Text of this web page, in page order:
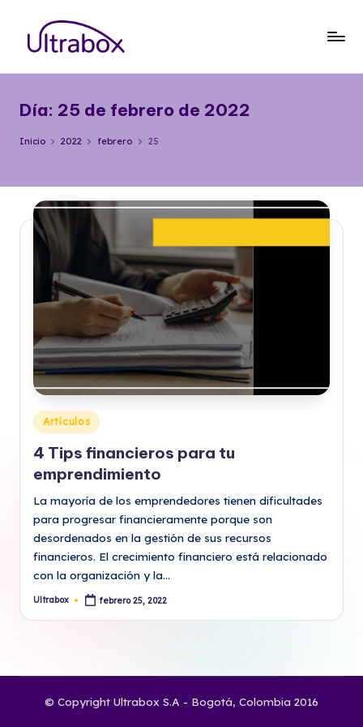
Saltar
contenido
o
g
lt
r
o
x
cosas
que
importan
Día: 25 de febrero de 2022
Inicio 2022 febrero 25
Publicado
en
Artículos
4 Tips financieros para tu
emprendimiento
La mayoría de los emprendedores tienen dificultades
para progresar financieramente porque son
desordenados en la gestión de sus recursos
financieros. El crecimiento financiero está relacionado
con la organización y la…
Publicado
Ultrabox febrero 25, 2022
© Copyright Ultrabox S.A - Bogotá, Colombia 2016